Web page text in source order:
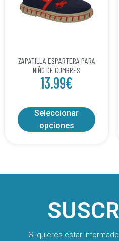
ZAPATILLA ESPARTERA PARA
NIÑO DE CUMBRES
13.99€
Seleccionar
opciones
Si quieres estar